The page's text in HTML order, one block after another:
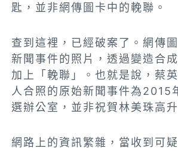
匙，並非網傳圖卡中的輓聯。
查到這裡，已經破案了。網傳
新聞事件的照片，透過變造合
加上「輓聯」。也就是說，蔡
人合照的原始新聞事件為2015
選辦公室，並非祝賀林美珠高升
網路上的資訊繁雜，當收到可